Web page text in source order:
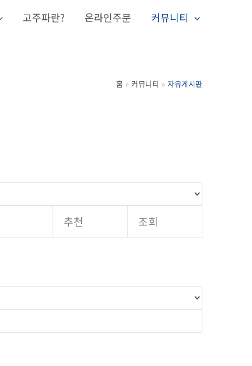
고주파란? 온라인주문 커뮤니티
홈 커뮤니티 자유게시판
추천 조회